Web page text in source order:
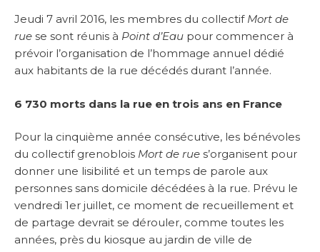
Jeudi 7 avril 2016, les membres du collectif Mort de
rue se sont réunis à Point d’Eau pour commencer à
prévoir l’organisation de l’hommage annuel dédié
aux habitants de la rue décédés durant l’année.
6 730 morts dans la rue en trois ans en France
Pour la cinquième année consécutive, les bénévoles
du collectif grenoblois Mort de rue s’organisent pour
donner une lisibilité et un temps de parole aux
personnes sans domicile décédées à la rue. Prévu le
vendredi 1er juillet, ce moment de recueillement et
de partage devrait se dérouler, comme toutes les
années, près du kiosque au jardin de ville de